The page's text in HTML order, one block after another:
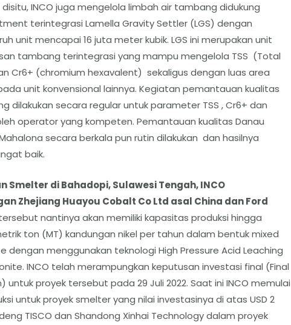
INCO juga mengelola limbah air tambang didukung
terintegrasi Lamella Gravity Settler (LGS) dengan
unit mencapai 16 juta meter kubik. LGS ini merupakan unit
tambang terintegrasi yang mampu mengelola TSS (Total
Cr6+ (chromium hexavalent) sekaligus dengan luas area
unit konvensional lainnya. Kegiatan pemantauan kualitas
dilakukan secara regular untuk parameter TSS , Cr6+ dan
operator yang kompeten. Pemantauan kualitas Danau
secara berkala pun rutin dilakukan dan hasilnya
baik.
Smelter di Bahadopi, Sulawesi Tengah, INCO
Zhejiang Huayou Cobalt Co Ltd asal China dan Ford
nantinya akan memiliki kapasitas produksi hingga
ton (MT) kandungan nikel per tahun dalam bentuk mixed
dengan menggunakan teknologi High Pressure Acid Leaching
INCO telah merampungkan keputusan investasi final (Final
untuk proyek tersebut pada 29 Juli 2022. Saat ini INCO memulai
untuk proyek smelter yang nilai investasinya di atas USD 2
TISCO dan Shandong Xinhai Technology dalam proyek